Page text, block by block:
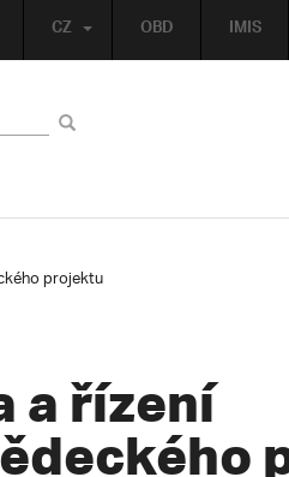
OBD IMIS
CZ
projektu
a řízení